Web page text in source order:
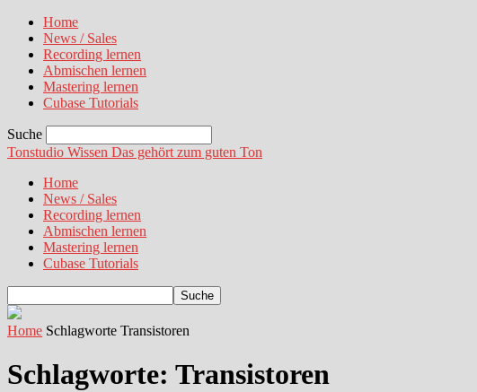
Home
News / Sales
Recording lernen
Abmischen lernen
Mastering lernen
Cubase Tutorials
Suche
Tonstudio Wissen Das gehört zum guten Ton
Home
News / Sales
Recording lernen
Abmischen lernen
Mastering lernen
Cubase Tutorials
Home Schlagworte Transistoren
Schlagworte: Transistoren